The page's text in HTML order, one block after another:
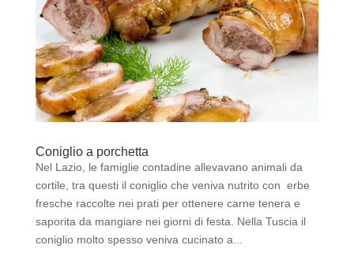
Coniglio a porchetta
Nel Lazio, le famiglie contadine allevavano animali da
cortile, tra questi il coniglio che veniva nutrito con erbe
fresche raccolte nei prati per ottenere carne tenera e
saporita da mangiare nei giorni di festa. Nella Tuscia il
coniglio molto spesso veniva cucinato a...